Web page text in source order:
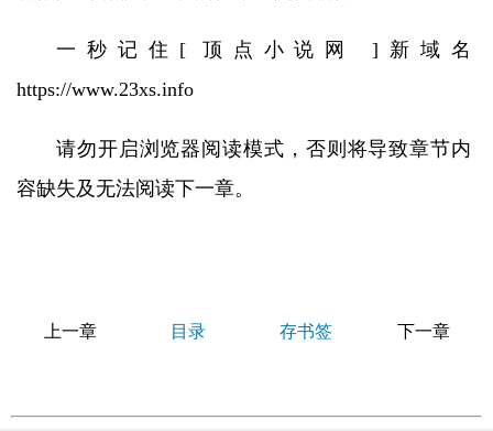
一秒记住[ 顶点小说网 ]新域名
https://www.23xs.info
请勿开启浏览器阅读模式，否则将导致章节内
容缺失及无法阅读下一章。
上一章 目录 存书签 下一章